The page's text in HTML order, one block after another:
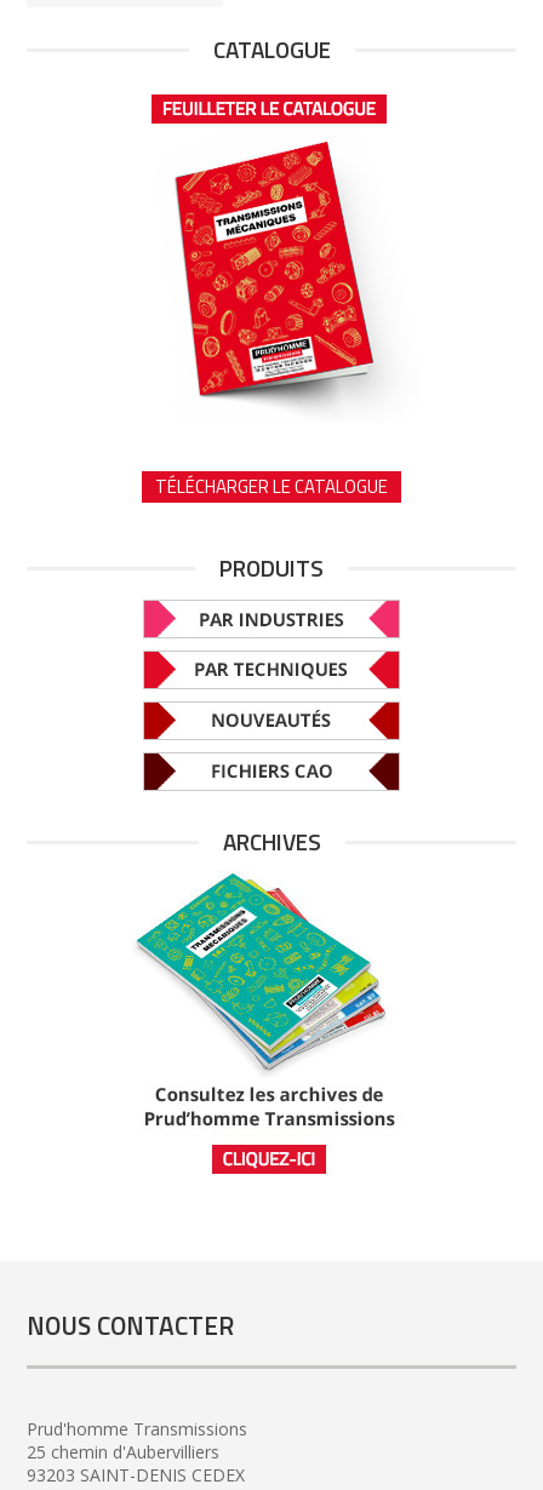
CATALOGUE
TÉLÉCHARGER LE CATALOGUE
PRODUITS
ARCHIVES
NOUS CONTACTER
Prud'homme Transmissions
25 chemin d'Aubervilliers
93203 SAINT-DENIS CEDEX